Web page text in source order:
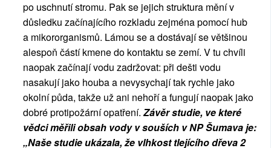
po uschnutí stromu. Pak se jejich struktura mění v
důsledku začínajícího rozkladu zejména pomocí hub
a mikororganismů. Lámou se a dostávají se většinou
alespoň částí kmene do kontaktu se zemí. V tu chvíli
naopak začínají vodu zadržovat: při dešti vodu
nasakují jako houba a nevysychají tak rychle jako
okolní půda, takže už ani nehoří a fungují naopak jako
dobré protipožární opatření. Závěr studie, ve které
vědci měřili obsah vody v souších v NP Šumava je:
„Naše studie ukázala, že vlhkost tlejícího dřeva 2